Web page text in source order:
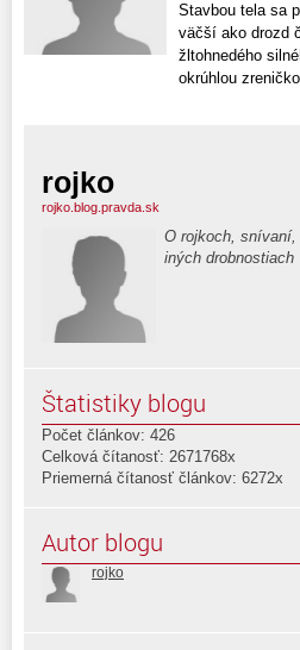
Stavbou tela sa
väčší ako drozd
žltohnedého
okrúhlou
rojko
rojko.blog.pravda.sk
O rojkoch, snívaní,
iných drobnostiach
Štatistiky blogu
Počet článkov: 426
Celková čítanosť: 2671768x
Priemerná čítanosť článkov: 6272x
Autor blogu
rojko